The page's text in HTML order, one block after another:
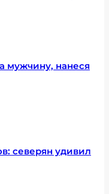
мужчину, нанеся
северян удивил